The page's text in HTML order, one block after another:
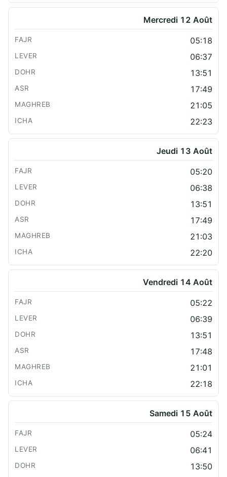
Mercredi 12 Août
05:18
06:37
13:51
17:49
21:05
22:23
Jeudi 13 Août
05:20
06:38
13:51
17:49
21:03
22:20
Vendredi 14 Août
05:22
06:39
13:51
17:48
21:01
22:18
Samedi 15 Août
05:24
06:41
13:50